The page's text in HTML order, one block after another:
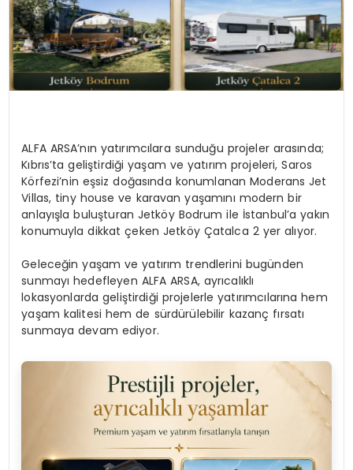
ALFA ARSA’nın yatırımcılara sunduğu projeler arasında;
Kıbrıs’ta geliştirdiği yaşam ve yatırım projeleri, Saros
Körfezi’nin eşsiz doğasında konumlanan Moderans Jet
Villas, tiny house ve karavan yaşamını modern bir
anlayışla buluşturan Jetköy Bodrum ile İstanbul’a yakın
konumuyla dikkat çeken Jetköy Çatalca 2 yer alıyor.
Geleceğin yaşam ve yatırım trendlerini bugünden
sunmayı hedefleyen ALFA ARSA, ayrıcalıklı
lokasyonlarda geliştirdiği projelerle yatırımcılarına hem
yaşam kalitesi hem de sürdürülebilir kazanç fırsatı
sunmaya devam ediyor.